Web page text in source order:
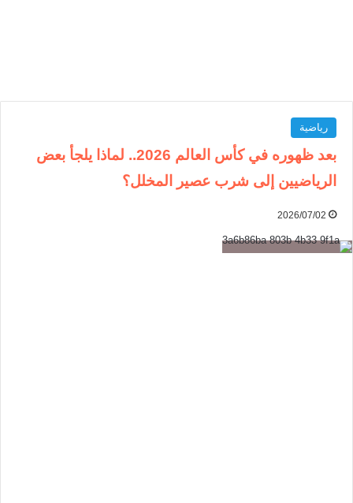
رياضية
بعد ظهوره في كأس العالم 2026.. لماذا يلجأ بعض
الرياضيين إلى شرب عصير المخلل؟
2026/07/02